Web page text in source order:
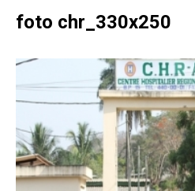
foto chr_330x250